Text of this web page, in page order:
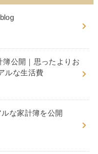
簿公開｜思ったよりお
ルな生活費
な家計簿を公開